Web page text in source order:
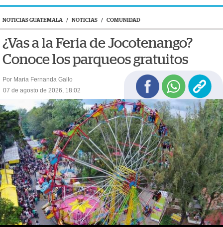
NOTICIAS GUATEMALA / NOTICIAS / COMUNIDAD
¿Vas a la Feria de Jocotenango?
Conoce los parqueos gratuitos
Por Maria Fernanda Gallo
07 de agosto de 2026, 18:02